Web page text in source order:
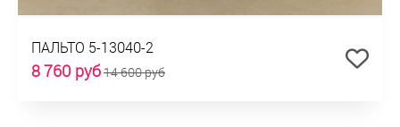
ПАЛЬТО 5-13040-2
8 760 руб14 600 руб